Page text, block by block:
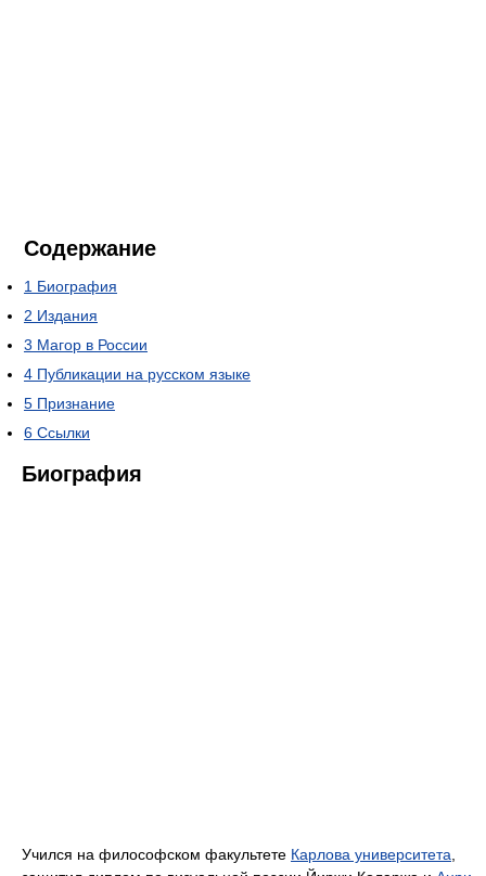
Содержание
1 Биография
2 Издания
3 Магор в России
4 Публикации на русском языке
5 Признание
6 Ссылки
Биография
Учился на философском факультете Карлова университета